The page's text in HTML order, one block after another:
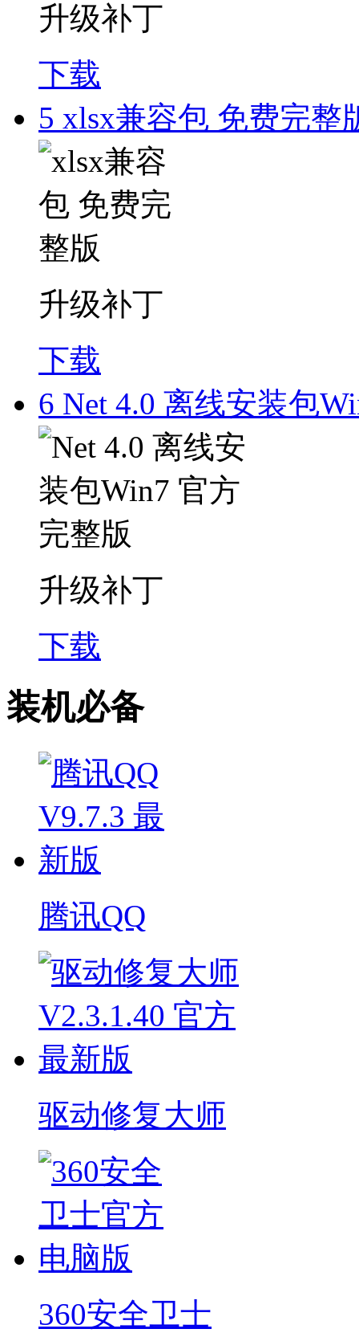
升级补丁
下载
5 xlsx兼容包 免费完整
升级补丁
下载
6 Net 4.0 离线安装包
升级补丁
下载
装机必备
腾讯QQ
驱动修复大师
360安全卫士